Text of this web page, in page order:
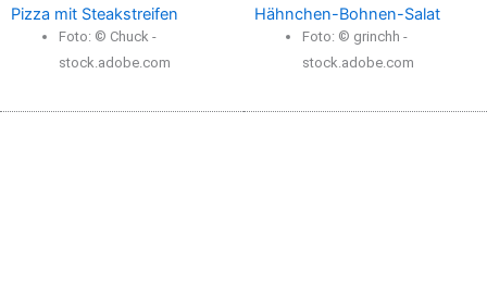
Pizza mit Steakstreifen
Foto: © Chuck -
stock.adobe.com
Hähnchen-Bohnen-Salat
Foto: © grinchh -
stock.adobe.com